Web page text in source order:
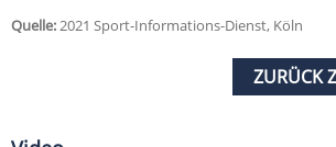
Quelle:2021 Sport-Informations-Dienst, Köln
ZURÜCK